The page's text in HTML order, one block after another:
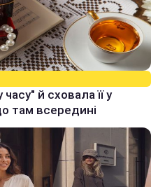
й сховала її у
там всередині